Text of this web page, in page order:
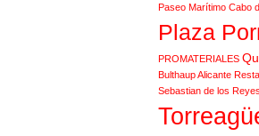
Paseo Marítimo Cabo
Plaza
PROMATERIALES
Bulthaup Alicante
Sebastian de los